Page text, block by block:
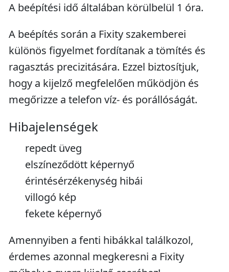
A beépítési idő általában körülbelül 1 óra.
A beépítés során a Fixity szakemberei
különös figyelmet fordítanak a tömítés és
ragasztás precizitására. Ezzel biztosítjuk,
hogy a kijelző megfelelően működjön és
megőrizze a telefon víz- és porállóságát.
Hibajelenségek
repedt üveg
elszíneződött képernyő
érintésérzékenység hibái
villogó kép
fekete képernyő
Amennyiben a fenti hibákkal találkozol,
érdemes azonnal megkeresni a Fixity